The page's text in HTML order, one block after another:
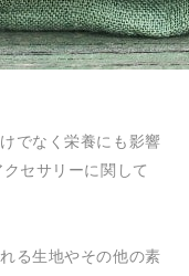
でなく栄養にも影響
セサリーに関して
る生地やその他の素